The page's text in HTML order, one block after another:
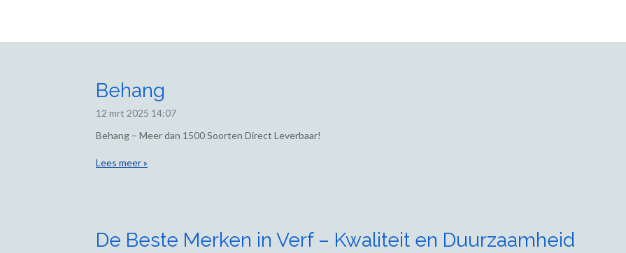
Behang
12 mrt 2025 14:07
Behang – Meer dan 1500 Soorten Direct Leverbaar!
Lees meer »
De Beste Merken in Verf – Kwaliteit en Duurzaamheid